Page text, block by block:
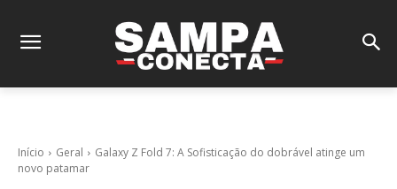
Início Geral
Galaxy Z Fold 7: A Sofisticação do dobrável atinge um
novo patamar